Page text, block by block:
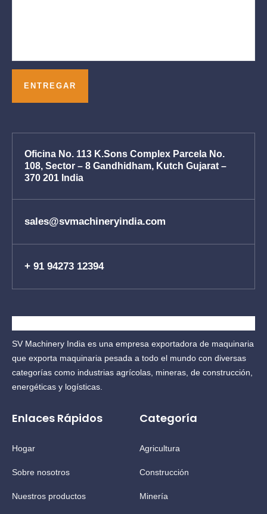
Oficina No. 113 K.Sons Complex Parcela No.
108, Sector – 8 Gandhidham, Kutch Gujarat –
370 201 India
sales@svmachineryindia.com
+ 91 94273 12394
SV Machinery India es una empresa exportadora de maquinaria
que exporta maquinaria pesada a todo el mundo con diversas
categorías como industrias agrícolas, mineras, de construcción,
energéticas y logísticas.
Enlaces Rápidos
Hogar
Sobre nosotros
Nuestros productos
Categoría
Agricultura
Construcción
Minería